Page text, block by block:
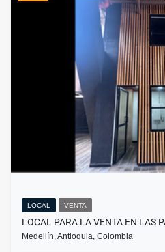
LOCAL VENTA
LOCAL PARA LA VENTA EN LAS
Medellín, Antioquia, Colombia